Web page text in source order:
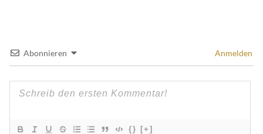
Abonnieren Anmelden
{} [+]